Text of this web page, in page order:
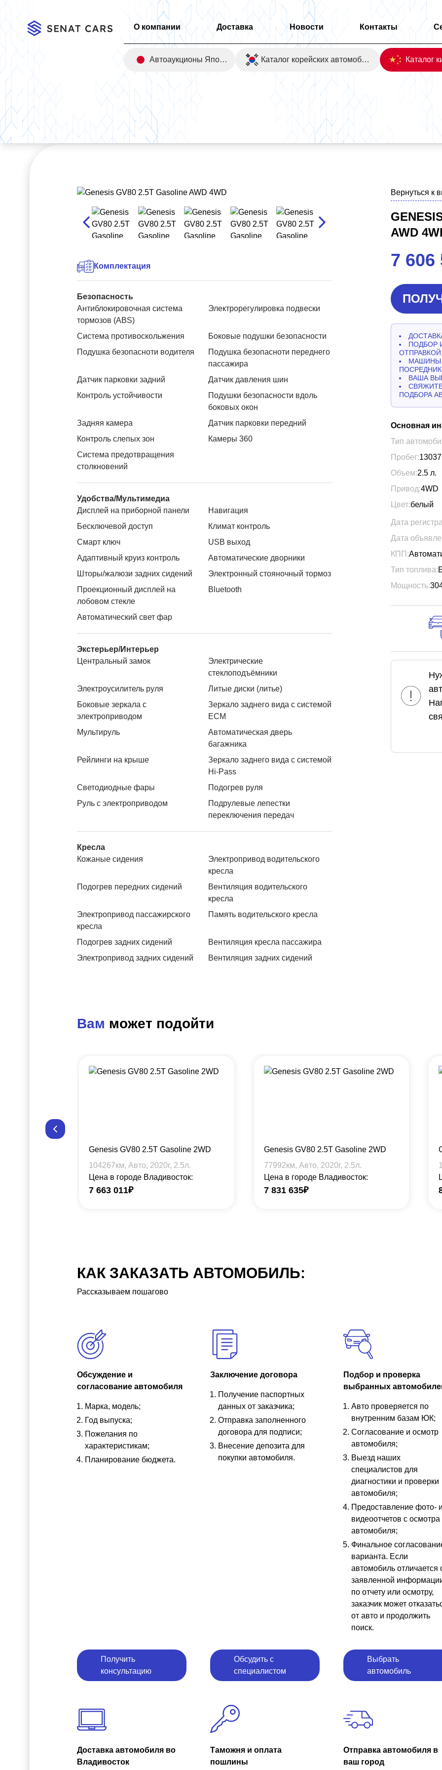
О компании Доставка Новости Контакты
Автоаукционы Японии Каталог корейских автомобилей
Главная/Каталог Genesis GV80 2.5T Gasoline AWD 4WD
Комплектация
Безопасность
Антиблокировочная система
тормозов (ABS)
Электрорегулировка подвески
Система противоскольжения
Боковые подушки безопасности
Подушка безопасноти водителя
Подушка безопасноти переднего
пассажира
Датчик парковки задний
Датчик давления шин
Контроль устойчивости
Подушки безопасности вдоль
боковых окон
Задняя камера
Датчик парковки передний
Контроль слепых зон
Камеры 360
Система предотвращения
столкновений
Удобства/Мультимедиа
Дисплей на приборной панели
Навигация
Бесключевой доступ
Климат контроль
Смарт ключ
USB выход
Адаптивный круиз контроль
Автоматические дворники
Шторы/жалюзи задних сидений
Электронный стояночный тормоз
Проекционный дисплей на
лобовом стекле
Bluetooth
Автоматический свет фар
Экстерьер/Интерьер
Центральный замок
Электрические
стеклоподъёмники
Электроусилитель руля
Литые диски (литье)
Боковые зеркала с
электроприводом
Зеркало заднего вида с системой
ЕСМ
Мультируль
Автоматическая дверь
багажника
Рейлинги на крыше
Зеркало заднего вида с системой
Hi-Pass
Светодиодные фары
Подогрев руля
Руль с электроприводом
Подрулевые лепестки
переключения передач
Кресла
Кожаные сидения
Электропривод водительского
кресла
Подогрев передних сидений
Вентиляция водительского
кресла
Электропривод пассажирского
кресла
Память водительского кресла
Подогрев задних сидений
Вентиляция кресла пассажира
Электропривод задних сидений
Вентиляция задних сидений
Вернуться к
AWD
7 606
ПОДБОР
ОТПРАВКОЙ
МАШИНЫ
ВАША
ПОДБОРА
Основная
Тип
Пробег:
Объем:2.5 л.
Привод:4WD
Цвет:белый
Дата
Дата
КПП:
Тип топлива:
Мощность:
Вам может подойти
Genesis GV80 2.5T Gasoline 2WD
104267км, Авто, 2020г, 2.5л.
Цена в городе Владивосток:
7 663 011₽
Genesis GV80 2.5T Gasoline 2WD
77992км, Авто, 2020г, 2.5л.
Цена в городе Владивосток:
7 831 635₽
КАК ЗАКАЗАТЬ АВТОМОБИЛЬ:
Рассказываем пошагово
Обсуждение и
согласование автомобиля
Марка, модель;
Год выпуска;
Пожелания по
характеристикам;
Планирование бюджета.
Получить
консультацию
Заключение договора
Получение паспортных
данных от заказчика;
Отправка заполненного
договора для подписи;
Внесение депозита для
покупки автомобиля.
Обсудить с
специалистом
Подбор и проверка
выбранных
Авто проверяется по
внутренним базам ЮК;
Согласование и осмотр
автомобиля;
Выезд наших
специалистов для
диагностики и проверки
автомобиля;
Предоставление фото- и
видеоотчетов с осмотра
автомобиля;
Финальное
варианта. Если
автомобиль отличается
заявленной
по отчету или осмотру,
заказчик может
от авто и продолжить
поиск.
Выбрать
автомобиль
Доставка автомобиля во
Владивосток
Таможня и оплата
пошлины
Отправка автомобиля в
ваш город